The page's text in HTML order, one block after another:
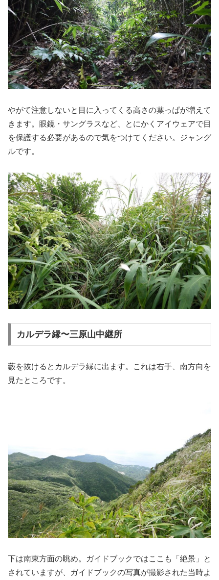
やがて注意しないと目に入ってくる高さの葉っぱが増えて
きます。眼鏡・サングラスなど、とにかくアイウェアで目
を保護する必要があるので気をつけてください。ジャング
ルです。
カルデラ縁〜三原山中継所
藪を抜けるとカルデラ縁に出ます。これは右手、南方向を
見たところです。
下は南東方面の眺め。ガイドブックではここも「絶景」と
されていますが、ガイドブックの写真が撮影された当時よ